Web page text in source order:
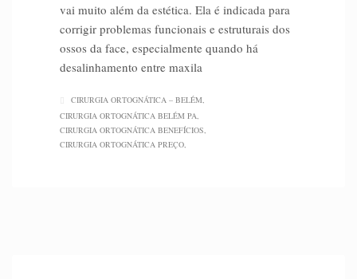
vai muito além da estética. Ela é indicada para
corrigir problemas funcionais e estruturais dos
ossos da face, especialmente quando há
desalinhamento entre maxila
CIRURGIA ORTOGNÁTICA – BELÉM
CIRURGIA ORTOGNÁTICA BELÉM PA
CIRURGIA ORTOGNÁTICA BENEFÍCIOS
CIRURGIA ORTOGNÁTICA PREÇO